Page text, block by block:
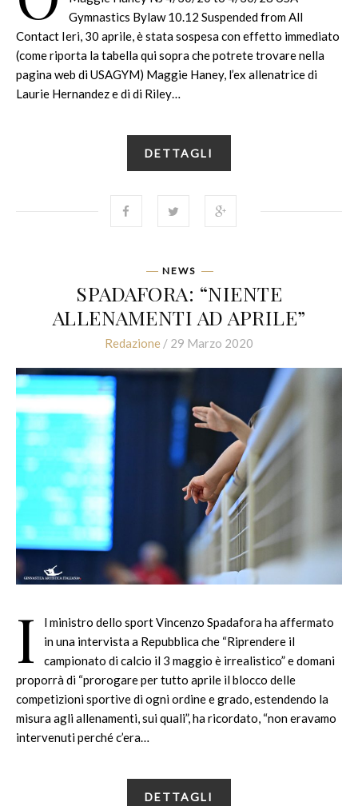
Gymnastics Bylaw 10.12 Suspended from All
Contact Ieri, 30 aprile, è stata sospesa con effetto immediato
(come riporta la tabella qui sopra che potrete trovare nella
pagina web di USAGYM) Maggie Haney, l’ex allenatrice di
Laurie Hernandez e di di Riley…
DETTAGLI
NEWS
SPADAFORA: “NIENTE
ALLENAMENTI AD APRILE”
Redazione / 29 Marzo 2020
I
l ministro dello sport Vincenzo Spadafora ha affermato
in una intervista a Repubblica che “Riprendere il
campionato di calcio il 3 maggio è irrealistico” e domani
proporrà di “prorogare per tutto aprile il blocco delle
competizioni sportive di ogni ordine e grado, estendendo la
misura agli allenamenti, sui quali”, ha ricordato, “non eravamo
intervenuti perché c’era…
DETTAGLI